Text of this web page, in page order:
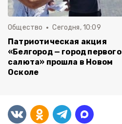
Общество Сегодня, 10:09
Патриотическая акция
«Белгород — город первого
салюта» прошла в Новом
Осколе